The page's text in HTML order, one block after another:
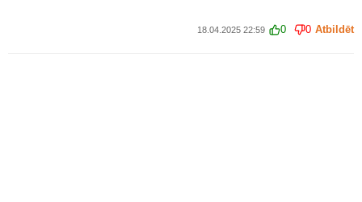
18.04.2025 22:59 0 0 Atbildēt